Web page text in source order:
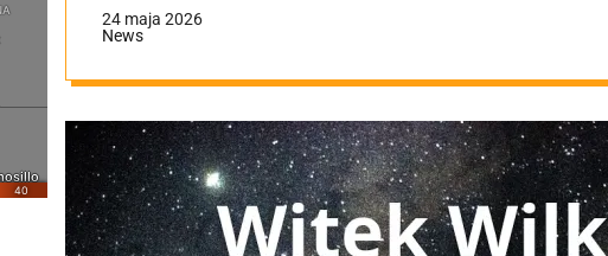
24 maja 2026
News